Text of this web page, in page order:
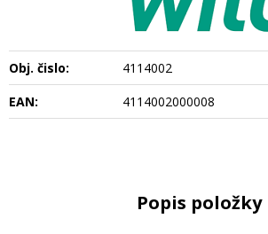
Obj. čislo:
4114002
EAN:
4114002000008
Popis položky